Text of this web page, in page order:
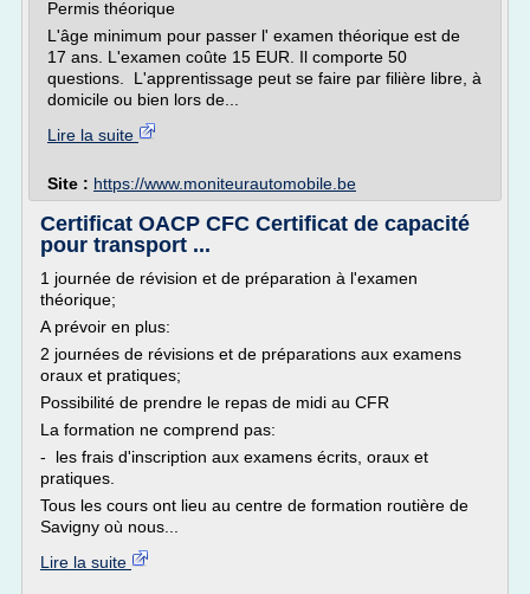
Permis théorique
L'âge minimum pour passer l' examen théorique est de
17 ans. L'examen coûte 15 EUR. Il comporte 50
questions. L'apprentissage peut se faire par filière libre, à
domicile ou bien lors de...
Lire la suite
Site : https://www.moniteurautomobile.be
Certificat OACP CFC Certificat de capacité
pour transport ...
1 journée de révision et de préparation à l'examen
théorique;
A prévoir en plus:
2 journées de révisions et de préparations aux examens
oraux et pratiques;
Possibilité de prendre le repas de midi au CFR
La formation ne comprend pas:
- les frais d'inscription aux examens écrits, oraux et
pratiques.
Tous les cours ont lieu au centre de formation routière de
Savigny où nous...
Lire la suite